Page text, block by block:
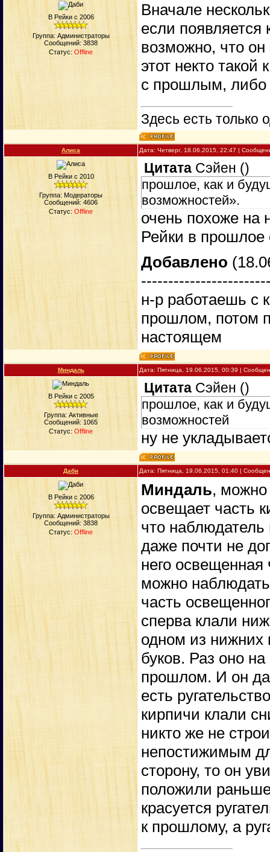
В Рейки с 2006
Группа: Администраторы
Сообщений: 3838
Статус: Offline
Вначале
если появляется
возможно, что он
этот некто такой
с прошлым, либо
Здесь есть только
Алиса Дата: Четверг, 18.06.2015, 22:47 |
В Рейки с 2010
Группа: Модераторы
Сообщений: 4606
Статус: Offline
Цитата Сэйен ()
прошлое, как и
возможностей».
очень похоже на
Рейки в прошлое
Добавлено
н-р работаешь с
прошлом, потом
настоящем
Миндаль Дата: Пятница, 19.06.2015, 00:39 |
В Рейки с 2005
Группа: Активные
Сообщений: 1065
Статус: Offline
Цитата Сэйен ()
прошлое, как и
возможностей
ну не
Даби Дата: Пятница, 19.06.2015, 01:40 |
В Рейки с 2006
Группа: Администраторы
Сообщений: 3838
Статус: Offline
Миндаль, можно
освещает часть
что наблюдатель
даже почти не
него освещенная
можно
часть
сперва клали
одном из нижних
буков. Раз оно
прошлом. И он
есть
кирпичи клали
никто же не
непостижимым
сторону, то он
положили
красуется
к прошлому, а